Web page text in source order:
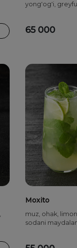
yong'og'i,
65 000
Moxito
muz, ohak,
sodani